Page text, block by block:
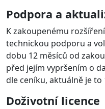
Podpora a
K zakoupenému
technickou podporu a
dobu 12 měsíců od
před jejím vypršením o
dle ceníku, aktuálně je to
Doživotní licence